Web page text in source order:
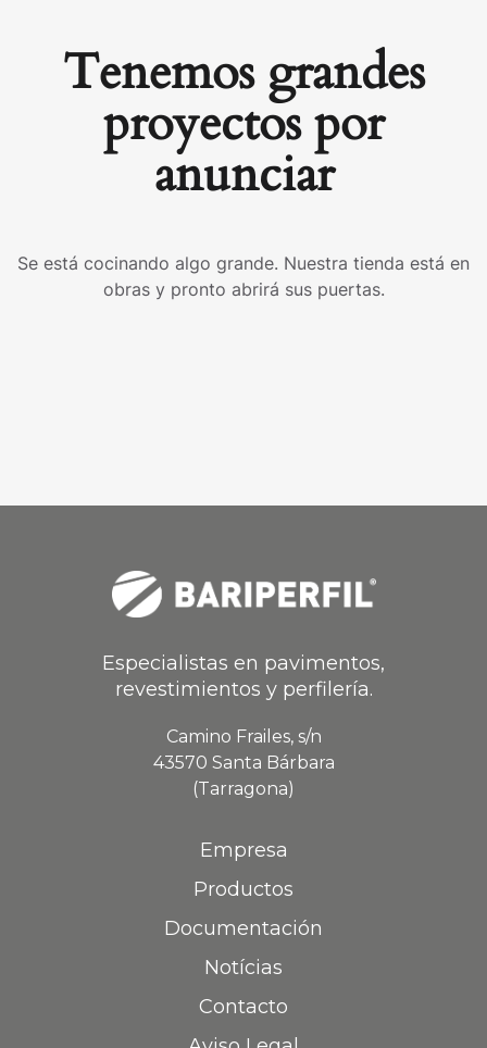
Tenemos grandes
proyectos por
anunciar
Se está cocinando algo grande. Nuestra tienda está en
obras y pronto abrirá sus puertas.
Especialistas en pavimentos,
revestimientos y perfilería.
Camino Frailes, s/n
43570 Santa Bárbara
(Tarragona)
Empresa
Productos
Documentación
Notícias
Contacto